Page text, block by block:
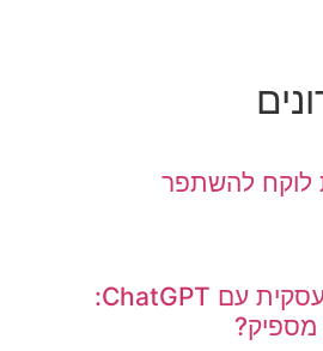
לוקח להשתפר
ללמוד אנגלית עסקית עם ChatGPT: